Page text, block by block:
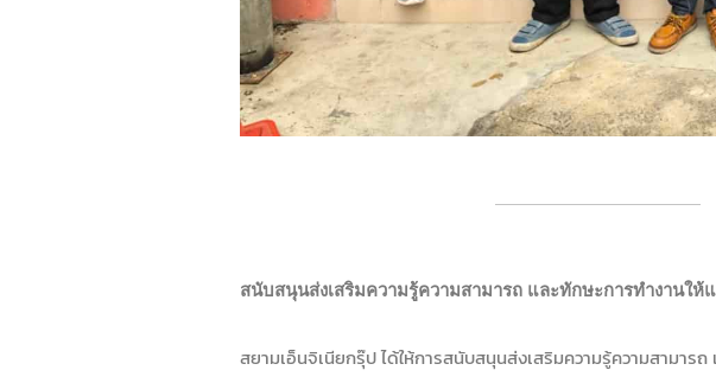
สนับสนุนส่งเสริมความรู้ความสามารถ และทักษะการทำงานให้
สยามเอ็นจิเนียกรุ๊ป ได้ให้การสนับสนุนส่งเสริมความรู้ความสามาร